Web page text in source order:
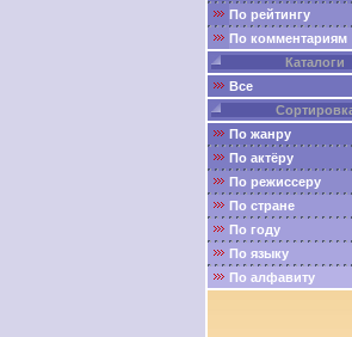
По рейтингу
По комментариям
Каталоги
Все
По жанру
По актёру
По режиссеру
По стране
По году
По языку
По алфавиту